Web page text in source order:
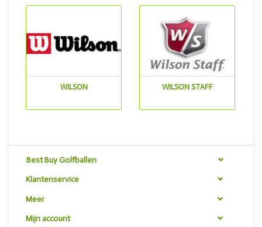
WILSON WILSON STAFF
Best Buy Golfballen
Klantenservice
Meer
Mijn account